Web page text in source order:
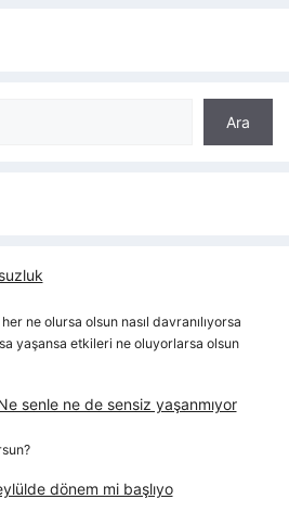
Ara
ne olursa olsun nasıl davranılıyorsa
yaşansa etkileri ne oluyorlarsa olsun
senle ne de sensiz yaşanmıyor
dönem mi başlıyo